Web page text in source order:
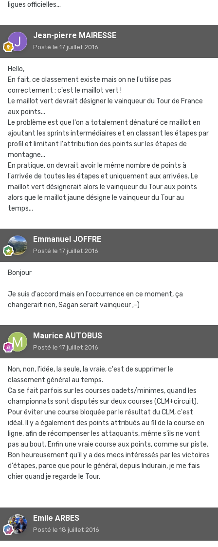
ligues officielles...
Jean-pierre MAIRESSE
Posté le 17 juillet 2016
Hello,
En fait, ce classement existe mais on ne l'utilise pas
correctement : c'est le maillot vert !
Le maillot vert devrait désigner le vainqueur du Tour de France
aux points...
Le problème est que l'on a totalement dénaturé ce maillot en
ajoutant les sprints intermédiaires et en classant les étapes par
profil et limitant l'attribution des points sur les étapes de
montagne...
En pratique, on devrait avoir le même nombre de points à
l'arrivée de toutes les étapes et uniquement aux arrivées. Le
maillot vert désignerait alors le vainqueur du Tour aux points
alors que le maillot jaune désigne le vainqueur du Tour au
temps...
Emmanuel JOFFRE
Posté le 17 juillet 2016
Bonjour
Je suis d'accord mais en l'occurrence en ce moment, ça
changerait rien, Sagan serait vainqueur ;-)
Maurice AUTOBUS
Posté le 17 juillet 2016
Non, non, l'idée, la seule, la vraie, c'est de supprimer le
classement général au temps.
Ca se fait parfois sur les courses cadets/minimes, quand les
championnats sont disputés sur deux courses (CLM+circuit).
Pour éviter une course bloquée par le résultat du CLM, c'est
idéal. Il y a également des points attribués au fil de la course en
ligne, afin de récompenser les attaquants, même s'ils ne vont
pas au bout. Enfin une vraie course aux points, comme sur piste.
Bon heureusement qu'il y a des mecs intéressés par les victoires
d'étapes, parce que pour le général, depuis Indurain, je me fais
chier quand je regarde le Tour.
Emile ARBES
Posté le 18 juillet 2016